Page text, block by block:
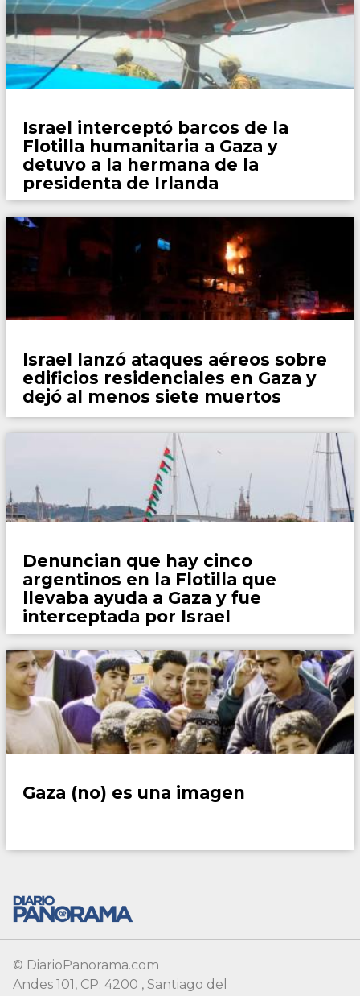
Israel interceptó barcos de la
Flotilla humanitaria a Gaza y
detuvo a la hermana de la
presidenta de Irlanda
Israel lanzó ataques aéreos sobre
edificios residenciales en Gaza y
dejó al menos siete muertos
Denuncian que hay cinco
argentinos en la Flotilla que
llevaba ayuda a Gaza y fue
interceptada por Israel
Gaza (no) es una imagen
© DiarioPanorama.com
Andes 101, CP: 4200 , Santiago del